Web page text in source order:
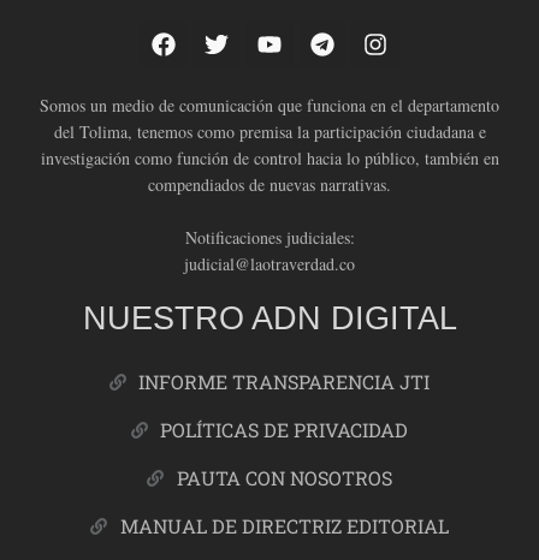
Somos un medio de comunicación que funciona en el departamento
del Tolima, tenemos como premisa la participación ciudadana e
investigación como función de control hacia lo público, también en
compendiados de nuevas narrativas.
Notificaciones judiciales:
judicial@laotraverdad.co
NUESTRO ADN DIGITAL
INFORME TRANSPARENCIA JTI
POLÍTICAS DE PRIVACIDAD
PAUTA CON NOSOTROS
MANUAL DE DIRECTRIZ EDITORIAL